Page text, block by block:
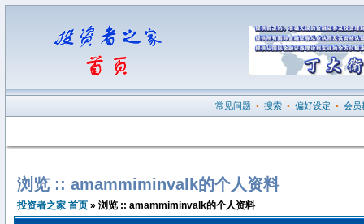
常见问题 • 搜索 • 偏好设定 • 会员
浏览 :: amammiminvalk的个人资料
投资者之家 首页 » 浏览 :: amammiminvalk的个人资料